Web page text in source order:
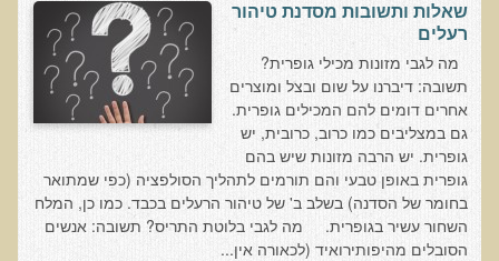
טופס קבלה לייעוץ קליני
טופס הרשמה לקבלת ייעוץ / טיפול + טופס פרטי בריאות
היסטוריה כרונולוגית
שאלון DASS
שאלון Identi-T Stress Assesment
שאלון נוירוביהוויוראלי
שאלות ותשובות מסדנת טיהור
רעלים
מה לגבי מזונות מכילי גופרית?
תשובה: דיברנו על שום ובצל ומוצרים
אחרים דומים להם המכילים גופרית.
גם במצליבים כמו כרוב, כרובית, יש
גופרית. יש הרבה מזונות שיש בהם
גופרית באופן טבעי והם תורמים לתהליך הסולפציה (כפי שמתואר
בחומר של הסדנה) בשלב ב' של טיהור הרעלים בכבד. כמו כן, המלח
השחור עשיר בגופרית. מה לגבי בלוטת התריס? תשובה: אנשים
הסובלים מהיפותירואיד (לכאורה אין...